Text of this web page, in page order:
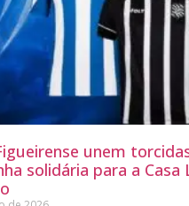
unem
solidária para a Casa